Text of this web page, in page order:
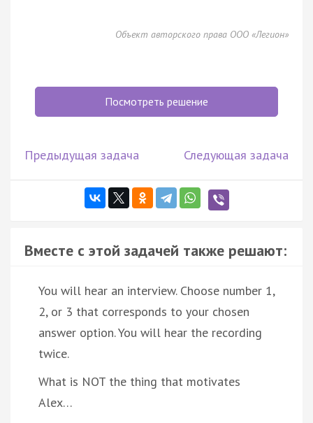
Объект авторского права ООО «Легион»
Посмотреть решение
Предыдущая задача Следующая задача
Вместе с этой задачей также решают:
You will hear an interview. Choose number 1,
2, or 3 that corresponds to your chosen
answer option. You will hear the recording
twice.
What is NOT the thing that motivates
Alex…